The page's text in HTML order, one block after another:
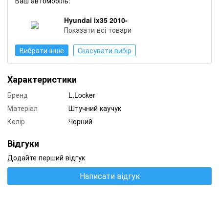
Hyundai ix35 2010-
Показати всі товари
Вибрати інше Скасувати вибір
Характеристики
Бренд
L.Locker
Матеріал
Штучний каучук
Колір
Чорний
Відгуки
Додайте перший відгук
Написати відгук